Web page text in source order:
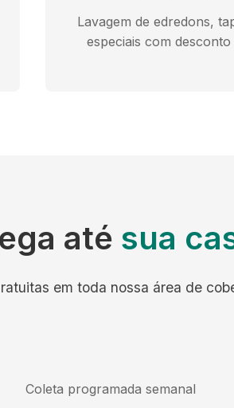
Lavagem de edredons,
especiais com
até sua
em toda nossa área de
Coleta programada semanal